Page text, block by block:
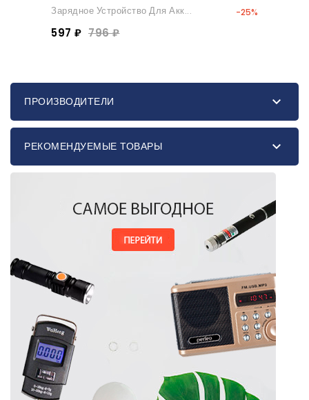
Зарядное Устройство Для Акк... -25%
597 ₽ 796 ₽
ПРОИЗВОДИТЕЛИ 
РЕКОМЕНДУЕМЫЕ ТОВАРЫ 